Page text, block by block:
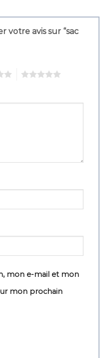
votre avis sur “sac
mon e-mail et mon
mon prochain